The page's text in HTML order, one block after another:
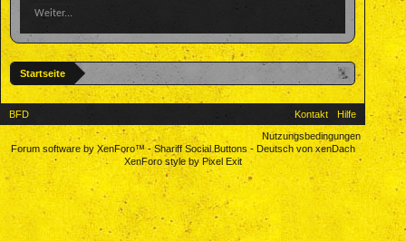
Weiter...
Startseite
BFD Kontakt
Hilfe
Nutzungsbedingungen
Forum software by XenForo™-Shariff Social Buttons- Deutsch von xenDach
XenForo style by Pixel Exit